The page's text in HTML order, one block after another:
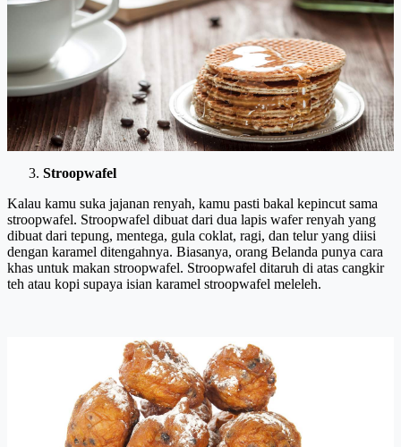
Stroopwafel
Kalau kamu suka jajanan renyah, kamu pasti bakal kepincut sama
stroopwafel. Stroopwafel dibuat dari dua lapis wafer renyah yang
dibuat dari tepung, mentega, gula coklat, ragi, dan telur yang diisi
dengan karamel ditengahnya. Biasanya, orang Belanda punya cara
khas untuk makan stroopwafel. Stroopwafel ditaruh di atas cangkir
teh atau kopi supaya isian karamel stroopwafel meleleh.